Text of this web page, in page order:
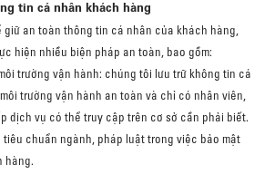
tin cá nhân khách hàng
giữ an toàn thông tin cá nhân của khách hàng,
hiện nhiều biện pháp an toàn, bao gồm:
trường vận hành: chúng tôi lưu trữ không tin cá
trường vận hành an toàn và chỉ có nhân viên,
dịch vụ có thể truy cập trên cơ sở cần phải biết.
chuẩn ngành, pháp luật trong việc bảo mật
hàng.